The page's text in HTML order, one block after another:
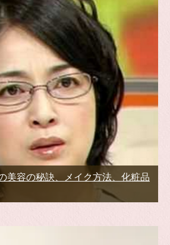
美容の秘訣、メイク方法、化粧品